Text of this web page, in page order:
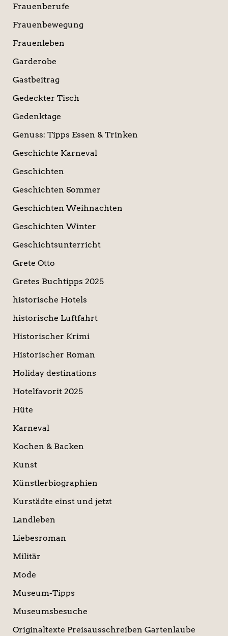
Frauenberufe
Frauenbewegung
Frauenleben
Garderobe
Gastbeitrag
Gedeckter Tisch
Gedenktage
Genuss: Tipps Essen & Trinken
Geschichte Karneval
Geschichten
Geschichten Sommer
Geschichten Weihnachten
Geschichten Winter
Geschichtsunterricht
Grete Otto
Gretes Buchtipps 2025
historische Hotels
historische Luftfahrt
Historischer Krimi
Historischer Roman
Holiday destinations
Hotelfavorit 2025
Hüte
Karneval
Kochen & Backen
Kunst
Künstlerbiographien
Kurstädte einst und jetzt
Landleben
Liebesroman
Militär
Mode
Museum-Tipps
Museumsbesuche
Originaltexte Preisausschreiben Gartenlaube